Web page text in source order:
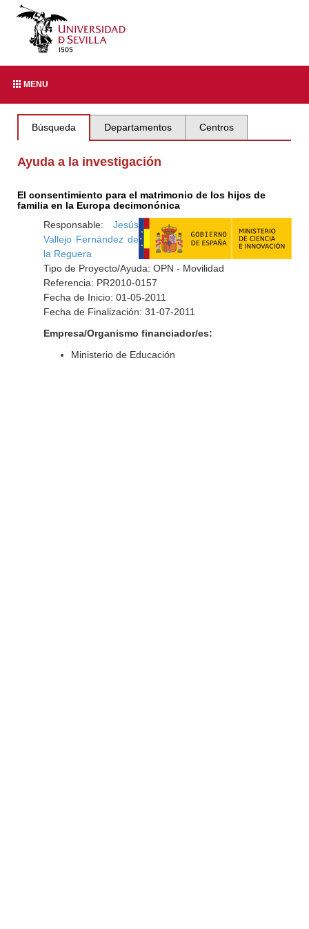
MENU
Búsqueda Departamentos Centros
Ayuda a la investigación
El consentimiento para el matrimonio de los hijos de
familia en la Europa decimonónica
Responsable: Jesús
Vallejo Fernández de
la Reguera
Tipo de Proyecto/Ayuda: OPN - Movilidad
Referencia: PR2010-0157
Fecha de Inicio: 01-05-2011
Fecha de Finalización: 31-07-2011
Empresa/Organismo financiador/es:
Ministerio de Educación